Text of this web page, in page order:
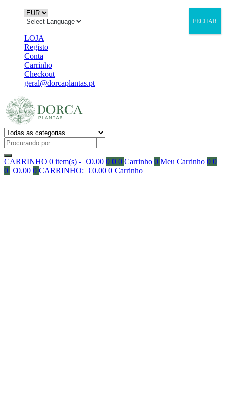
LOJA
Registo
Conta
Carrinho
Checkout
geral@dorcaplantas.pt
CARRINHO 0 item(s) - €0.00 0 0 0 Carrinho 0 Meu Carrinho 0 0
0 €0.00 0 CARRINHO: €0.00 0 Carrinho
FECHAR